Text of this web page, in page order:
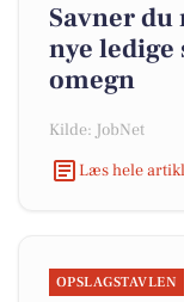
Savner du
nye
omegn
Kilde: JobNet
Læs hele
OPSLAGSTAVLEN